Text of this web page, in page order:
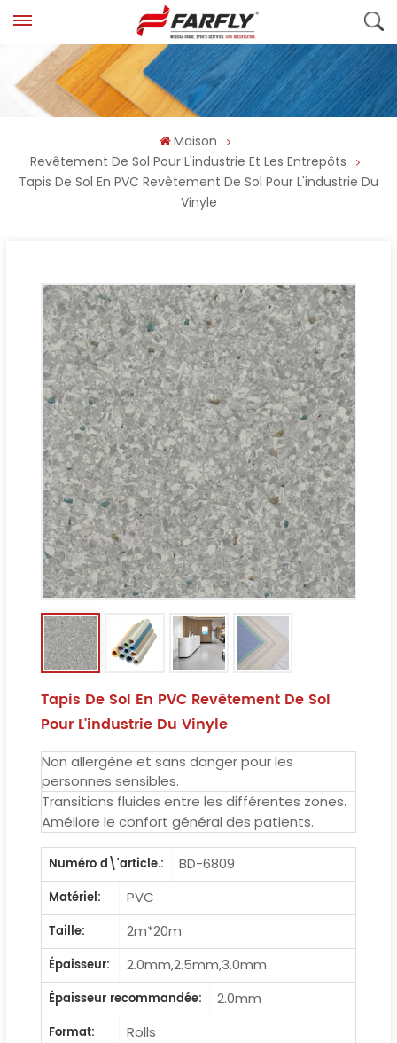
Maison
Revêtement De Sol Pour L'industrie Et Les Entrepôts
Tapis De Sol En PVC Revêtement De Sol Pour L'industrie Du
Vinyle
Tapis De Sol En PVC Revêtement De Sol
Pour L'industrie Du Vinyle
Non allergène et sans danger pour les
personnes sensibles.
Transitions fluides entre les différentes zones.
Améliore le confort général des patients.
Numéro d\'article.:
BD-6809
Matériel:
PVC
Taille:
2m*20m
Épaisseur:
2.0mm,2.5mm,3.0mm
Épaisseur recommandée:
2.0mm
Format:
Rolls